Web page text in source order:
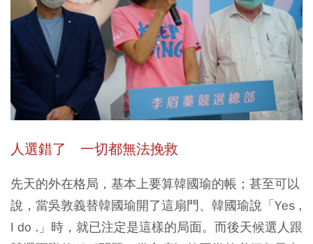
人選錯了 一切都無法挽救
先天的外在格局，基本上要算韓國瑜的帳；甚至可以
說，當吳敦義替韓國瑜開了這扇門、韓國瑜說「Yes ,
I do .」時，就已注定是這樣的局面。而後天候選人跟